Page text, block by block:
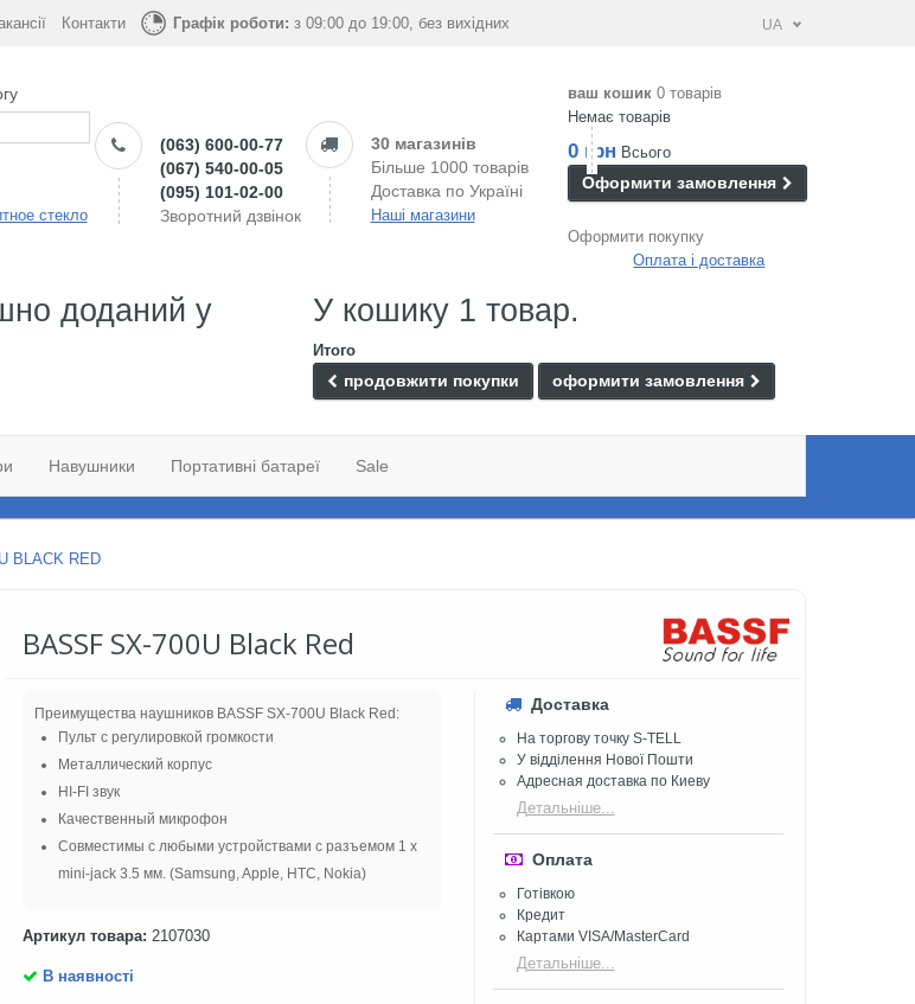
Контакти Графік роботи: з 09:00 до 19:00, без вихідних UA
стекло
(063) 600-00-77
(067) 540-00-05
(095) 101-02-00
Зворотний дзвінок
30 магазинів
Більше 1000 товарів
Доставка по Україні
Наші магазини
ваш кошик 0 товарів
Немає товарів
0 грн Всього
Оформити замовлення
Оформити покупку
Оплата і доставка
доданий у
У кошику 1 товар.
Итого
продовжити покупки оформити замовлення
Навушники Портативні батареї Sale
BLACK RED
BASSF SX-700U Black Red
Преимущества наушников BASSF SX-700U Black Red:
Пульт с регулировкой громкости
Металлический корпус
HI-FI звук
Качественный микрофон
Совместимы с любыми устройствами с разъемом 1 x
mini-jack 3.5 мм. (Samsung, Apple, HTC, Nokia)
Артикул товара: 2107030
В наявності
Доставка
На торгову точку S-TELL
У відділення Нової Пошти
Адресная доставка по Киеву
Детальніше...
Оплата
Готівкою
Кредит
Картами VISA/MasterCard
Детальніше...